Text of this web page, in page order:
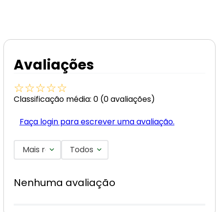
Avaliações
☆☆☆☆☆
Classificação média: 0 (0 avaliações)
Faça login para escrever uma avaliação.
Mais recentesTodos
Nenhuma avaliação